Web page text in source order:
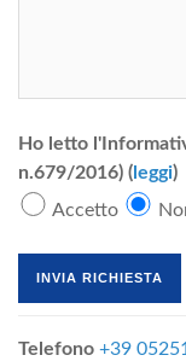
Ho letto
n.679/2016) ( leggi)
Accetto
Telefono +39